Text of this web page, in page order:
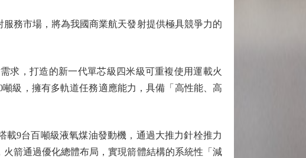
務市場，將為我國商業航天發射提供極具競爭力的
，打造的新一代單芯級四米級可重複使用運載火
級，擁有多軌道任務適應能力，具備「高性能、高
9台百噸級液氧煤油發動機，通過大推力針栓推力
箭通過優化總體布局，實現箭體結構的系統性「減